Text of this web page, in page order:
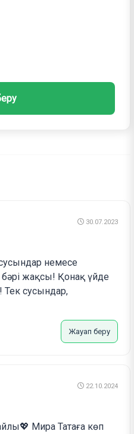
30.07.2023
немесе
жақсы! Қонақ үйде
Тек сусындар,
Жауап беру
22.10.2024
Мира Татаға көп